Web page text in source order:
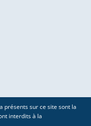
présents sur ce site sont la
interdits à la